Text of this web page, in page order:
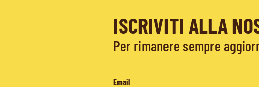
ISCRIVITI ALLA
Per rimanere sempre
Email